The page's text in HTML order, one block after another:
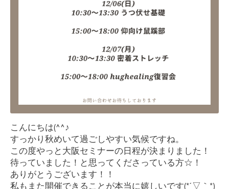
こんにちは(^^♪
すっかり秋めいて過ごしやすい気候ですね。
この度やっと大阪セミナーの日程が決まりました！
待っていました！と思ってくださっている方☆ ！
ありがとうございます！！
私もまた開催できることが本当に嬉しいです(*´▽ ｀ *)